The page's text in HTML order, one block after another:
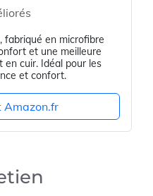
fabriqué en microfibre
et une meilleure
en cuir. Idéal pour les
et confort.
Amazon.fr